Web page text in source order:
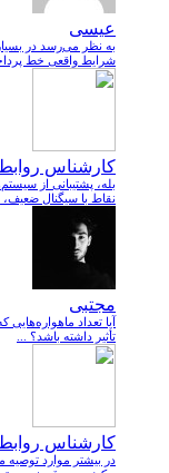
عیسی
به نظر می‌رسد در
شرایط واقعی خط
کارشناس
نقاط با سیگنال ضعیف،
مجتبی
آیا تعداد
تأثیر داشته باشد؟ ...
کارشناس
در بیشتر موارد